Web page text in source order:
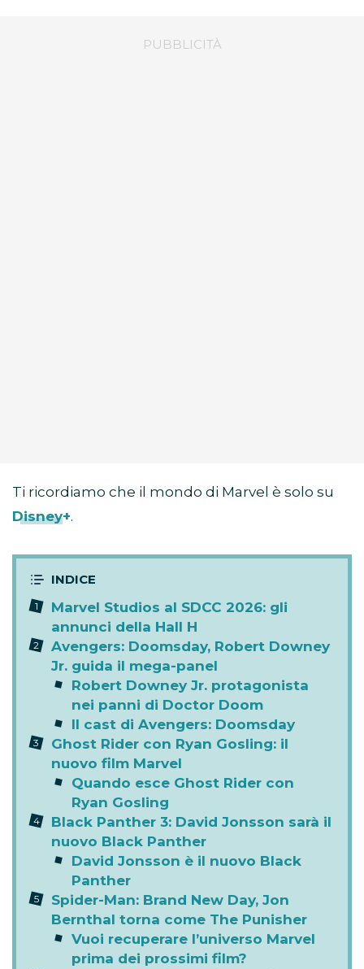
Ti ricordiamo che il mondo di Marvel è solo su
Disney+.
Marvel Studios al SDCC 2026: gli
annunci della Hall H
Avengers: Doomsday, Robert Downey
Jr. guida il mega-panel
Robert Downey Jr. protagonista
nei panni di Doctor Doom
Il cast di Avengers: Doomsday
Ghost Rider con Ryan Gosling: il
nuovo film Marvel
Quando esce Ghost Rider con
Ryan Gosling
Black Panther 3: David Jonsson sarà il
nuovo Black Panther
David Jonsson è il nuovo Black
Panther
Spider-Man: Brand New Day, Jon
Bernthal torna come The Punisher
Vuoi recuperare l’universo Marvel
prima dei prossimi film?